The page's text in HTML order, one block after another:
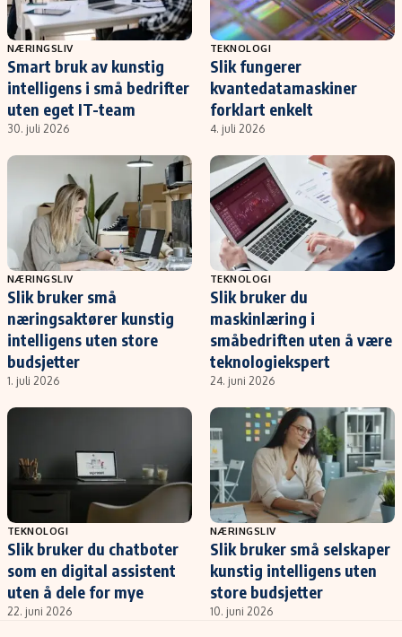
NÆRINGSLIV
Smart bruk av kunstig
intelligens i små bedrifter
uten eget IT-team
30. juli 2026
TEKNOLOGI
Slik fungerer
kvantedatamaskiner
forklart enkelt
4. juli 2026
NÆRINGSLIV
Slik bruker små
næringsaktører kunstig
intelligens uten store
budsjetter
1. juli 2026
TEKNOLOGI
Slik bruker du
maskinlæring i
småbedriften uten å være
teknologiekspert
24. juni 2026
TEKNOLOGI
Slik bruker du chatboter
som en digital assistent
uten å dele for mye
22. juni 2026
NÆRINGSLIV
Slik bruker små selskaper
kunstig intelligens uten
store budsjetter
10. juni 2026